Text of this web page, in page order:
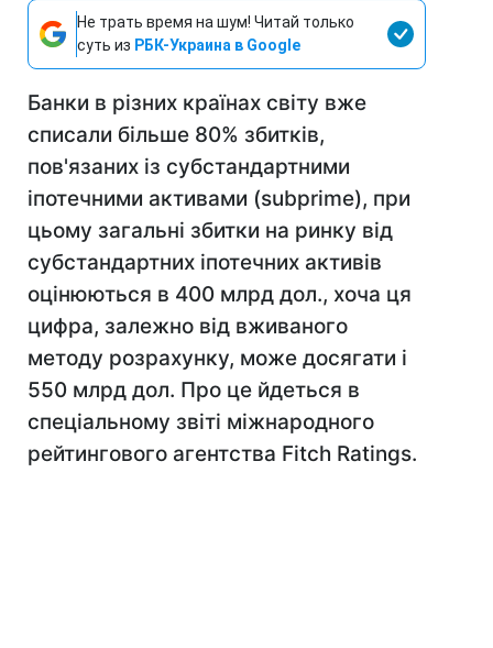
Не трать время на шум! Читай только
суть из РБК-Украина в Google
Банки в різних країнах світу вже
списали більше 80% збитків,
пов'язаних із субстандартними
іпотечними активами (subprime), при
цьому загальні збитки на ринку від
субстандартних іпотечних активів
оцінюються в 400 млрд дол., хоча ця
цифра, залежно від вживаного
методу розрахунку, може досягати і
550 млрд дол. Про це йдеться в
спеціальному звіті міжнародного
рейтингового агентства Fitch Ratings.